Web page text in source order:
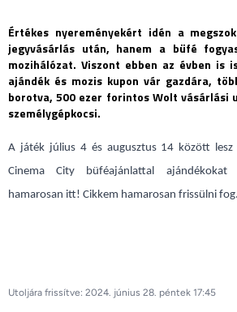
Értékes nyereményekért idén a
jegyvásárlás után, hanem a büfé
mozihálózat. Viszont ebben az évben is
ajándék és mozis kupon vár gazdára,
borotva, 500 ezer forintos Wolt vásárlási
személygépkocsi.
A játék július 4 és augusztus 14 között lesz
Cinema City büféajánlattal ajándékokat
hamarosan itt! Cikkem hamarosan frissülni fog.
Utoljára frissítve: 2024. június 28. péntek 17:45